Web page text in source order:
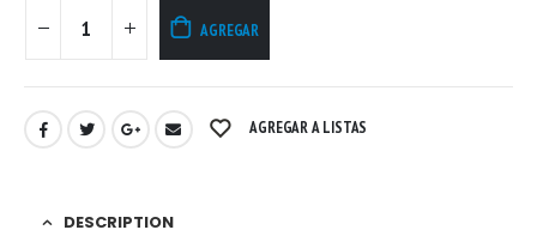
AGREGAR
AGREGAR A LISTAS
DESCRIPTION